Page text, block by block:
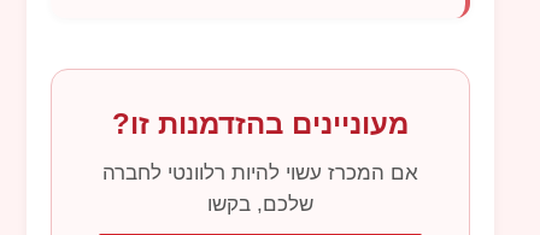
מעוניינים בהזדמנות זו?
אם המכרז עשוי להיות רלוונטי לחברה
שלכם, בקשו